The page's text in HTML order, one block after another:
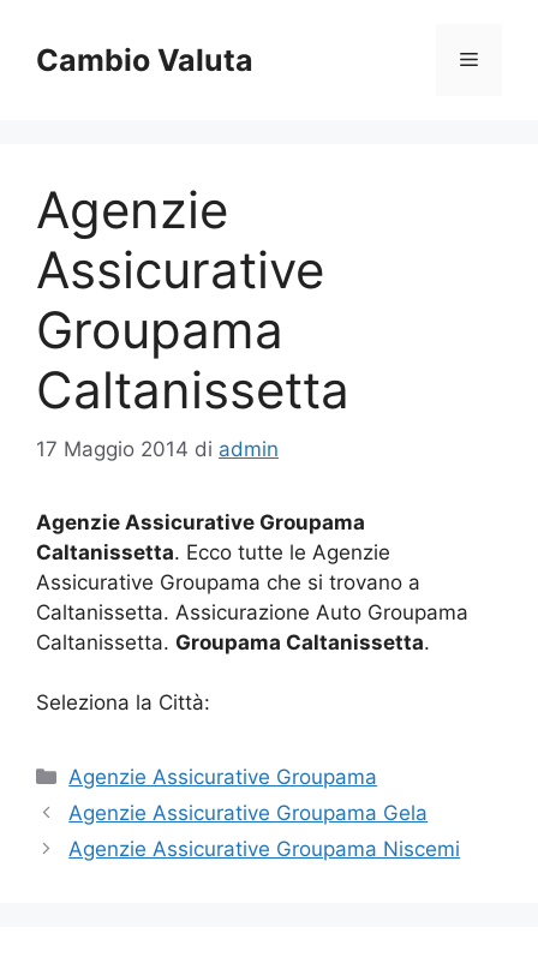
contenuto
Cambio Valuta Menu
Agenzie
Assicurative
Groupama
Caltanissetta
17 Maggio 2014 di admin
Agenzie Assicurative Groupama
Caltanissetta. Ecco tutte le Agenzie
Assicurative Groupama che si trovano a
Caltanissetta. Assicurazione Auto Groupama
Caltanissetta. Groupama Caltanissetta.
Seleziona la Città:
Categorie
Agenzie Assicurative Groupama
Agenzie Assicurative Groupama Gela
Agenzie Assicurative Groupama Niscemi